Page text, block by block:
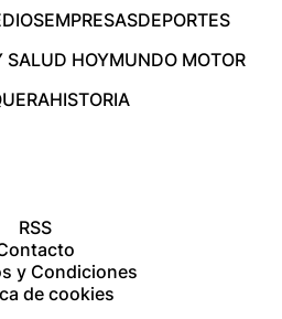
EMPRESASDEPORTES
SALUD HOYMUNDO MOTOR
HISTORIA
RSS
y Condiciones
de cookies